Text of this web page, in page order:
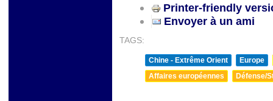
Printer-friendly
Envoyer à un ami
TAGS:
Chine - Extrême Orient
Europe
Affaires européennes
Défense/